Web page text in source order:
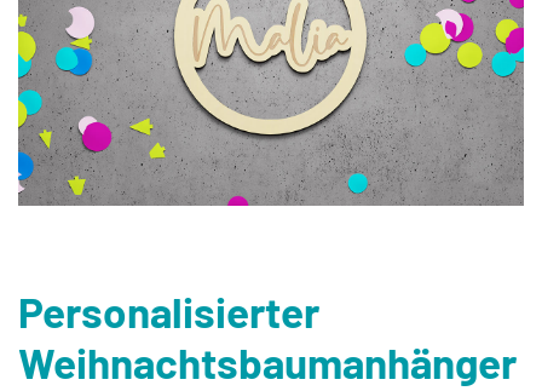
Personalisierter
Weihnachtsbaumanhänger